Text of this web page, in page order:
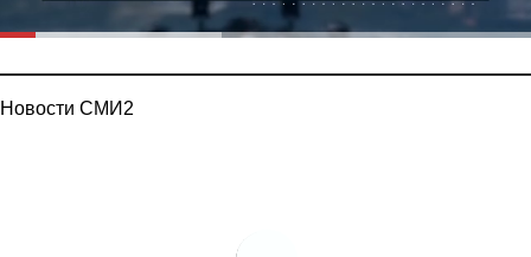
Новости СМИ2